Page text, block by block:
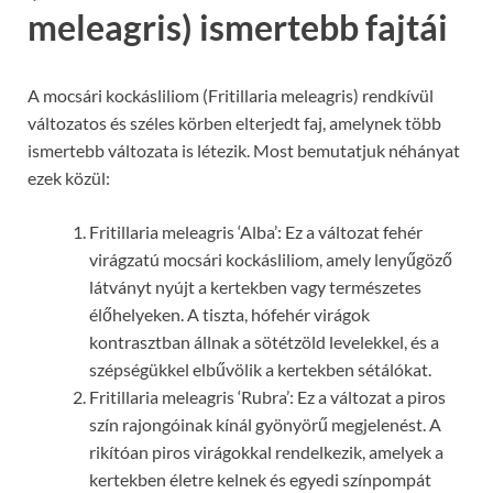
meleagris) ismertebb fajtái
A mocsári kockásliliom (Fritillaria meleagris) rendkívül
változatos és széles körben elterjedt faj, amelynek több
ismertebb változata is létezik. Most bemutatjuk néhányat
ezek közül:
Fritillaria meleagris ‘Alba’: Ez a változat fehér
virágzatú mocsári kockásliliom, amely lenyűgöző
látványt nyújt a kertekben vagy természetes
élőhelyeken. A tiszta, hófehér virágok
kontrasztban állnak a sötétzöld levelekkel, és a
szépségükkel elbűvölik a kertekben sétálókat.
Fritillaria meleagris ‘Rubra’: Ez a változat a piros
szín rajongóinak kínál gyönyörű megjelenést. A
rikítóan piros virágokkal rendelkezik, amelyek a
kertekben életre kelnek és egyedi színpompát